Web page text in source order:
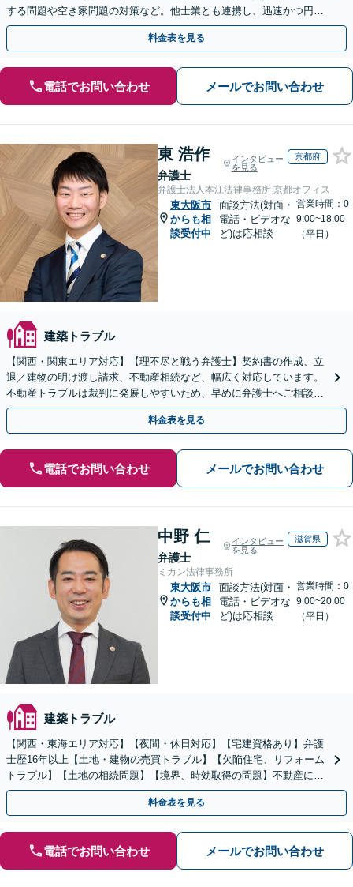
する問題や空き家問題の対策など。他士業とも連携し、迅速かつ円滑
な解決を目指します【顧問契約】【西宮北口駅3分】
料金表を見る
電話でお問い合わせ メールでお問い合わせ
東 浩作
弁護士
インタビュー
を見る
京都府
弁護士法人本江法律事務所 京都オフィス
東大阪市
からも相
談受付中
面談方法(対面・
電話・ビデオな
ど)は応相談
営業時間：0
9:00~18:00
（平日）
建築トラブル
【関西・関東エリア対応】【理不尽と戦う弁護士】契約書の作成、立
退／建物の明け渡し請求、不動産相続など、幅広く対応しています。
不動産トラブルは裁判に発展しやすいため、早めに弁護士へご相談く
ださい。【電話・メール・WEB相談可】
料金表を見る
電話でお問い合わせ メールでお問い合わせ
中野 仁
弁護士
インタビュー
を見る
滋賀県
ミカン法律事務所
東大阪市
からも相
談受付中
面談方法(対面・
電話・ビデオな
ど)は応相談
営業時間：0
9:00~20:00
（平日）
建築トラブル
【関西・東海エリア対応】【夜間・休日対応】【宅建資格あり】弁護
士歴16年以上【土地・建物の売買トラブル】【欠陥住宅、リフォーム
トラブル】【土地の相続問題】【境界、時効取得の問題】不動産に関
するトラブル全般の解決に豊富な経験あり。
料金表を見る
電話でお問い合わせ メールでお問い合わせ